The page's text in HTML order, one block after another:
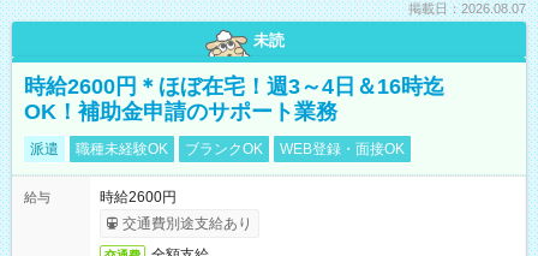
掲載日：2026.08.07
未読
時給2600円＊ほぼ在宅！週3～4日＆16時迄
OK！補助金申請のサポート業務
派遣 職種未経験OK ブランクOK WEB登録・面接OK
給与
時給2600円
交通費別途支給あり